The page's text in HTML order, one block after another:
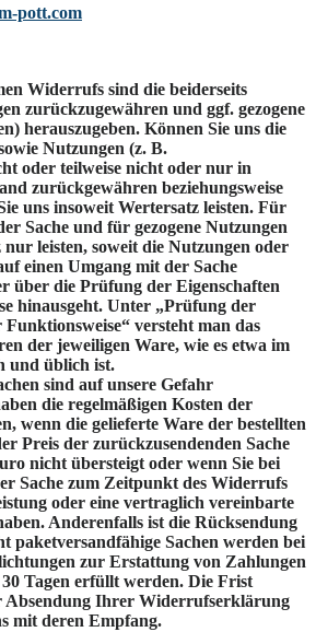
pott.com
Widerrufs sind die beiderseits
zurückzugewähren und ggf. gezogene
herauszugeben. Können Sie uns die
Nutzungen (z. B.
oder teilweise nicht oder nur in
zurückgewähren beziehungsweise
uns insoweit Wertersatz leisten. Für
Sache und für gezogene Nutzungen
nur leisten, soweit die Nutzungen oder
einen Umgang mit der Sache
über die Prüfung der Eigenschaften
hinausgeht. Unter „Prüfung der
versteht man das
der jeweiligen Ware, wie es etwa im
und üblich ist.
sind auf unsere Gefahr
die regelmäßigen Kosten der
wenn die gelieferte Ware der bestellten
Preis der zurückzusendenden Sache
nicht übersteigt oder wenn Sie bei
Sache zum Zeitpunkt des Widerrufs
oder eine vertraglich vereinbarte
Anderenfalls ist die Rücksendung
paketversandfähige Sachen werden bei
zur Erstattung von Zahlungen
Tagen erfüllt werden. Die Frist
Absendung Ihrer Widerrufserklärung
mit deren Empfang.